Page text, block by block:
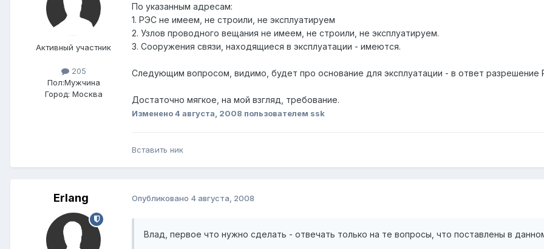
Активный участник
205
Пол:Мужчина
Город: Москва
По указанным адресам:
1. РЭС не имеем, не строили, не эксплуатируем
2. Узлов проводного вещания не имеем, не строили, не эксплуатируем.
3. Сооружения связи, находящиеся в эксплуатации - имеются.
Следующим вопросом, видимо, будет про основание для эксплуатации - в ответ разрешение
Достаточно мягкое, на мой взгляд, требование.
Изменено4 августа, 2008 пользователем ssk
Вставить ник
Erlang Опубликовано 4 августа, 2008
Влад, первое что нужно сделать - отвечать только на те вопросы, что поставлены в